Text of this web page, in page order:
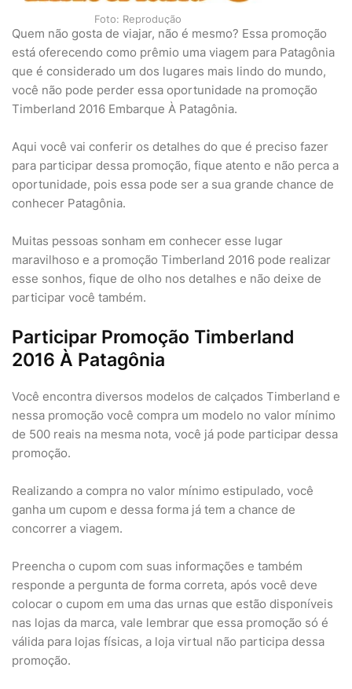
Foto: Reprodução
Quem não gosta de viajar, não é mesmo? Essa promoção
está oferecendo como prêmio uma viagem para Patagônia
que é considerado um dos lugares mais lindo do mundo,
você não pode perder essa oportunidade na promoção
Timberland 2016 Embarque À Patagônia.
Aqui você vai conferir os detalhes do que é preciso fazer
para participar dessa promoção, fique atento e não perca a
oportunidade, pois essa pode ser a sua grande chance de
conhecer Patagônia.
Muitas pessoas sonham em conhecer esse lugar
maravilhoso e a promoção Timberland 2016 pode realizar
esse sonhos, fique de olho nos detalhes e não deixe de
participar você também.
Participar Promoção Timberland
2016 À Patagônia
Você encontra diversos modelos de calçados Timberland e
nessa promoção você compra um modelo no valor mínimo
de 500 reais na mesma nota, você já pode participar dessa
promoção.
Realizando a compra no valor mínimo estipulado, você
ganha um cupom e dessa forma já tem a chance de
concorrer a viagem.
Preencha o cupom com suas informações e também
responde a pergunta de forma correta, após você deve
colocar o cupom em uma das urnas que estão disponíveis
nas lojas da marca, vale lembrar que essa promoção só é
válida para lojas físicas, a loja virtual não participa dessa
promoção.